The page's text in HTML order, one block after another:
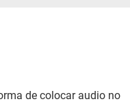
de colocar audio no